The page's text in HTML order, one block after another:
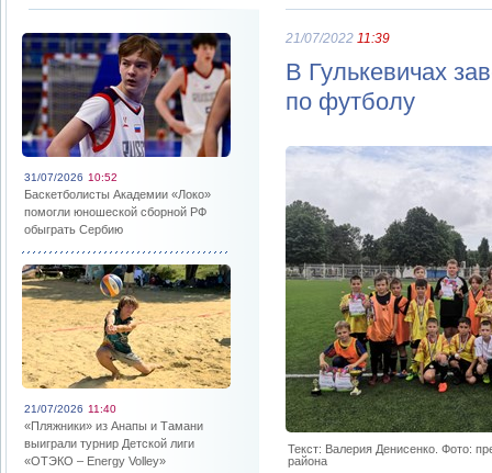
31/07/2026 10:52
Баскетболисты Академии «Локо»
помогли юношеской сборной РФ
обыграть Сербию
21/07/2026 11:40
«Пляжники» из Анапы и Тамани
выиграли турнир Детской лиги
«ОТЭКО – Energy Volley»
21/07/2022 11:39
В Гулькевичах
по футболу
Текст: Валерия Денисенко. Фото:
района